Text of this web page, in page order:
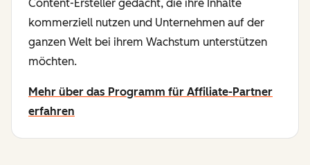
Content-Ersteller gedacht, die ihre Inhalte
kommerziell nutzen und Unternehmen auf der
ganzen Welt bei ihrem Wachstum unterstützen
möchten.
Mehr über das Programm für Affiliate-Partner
erfahren